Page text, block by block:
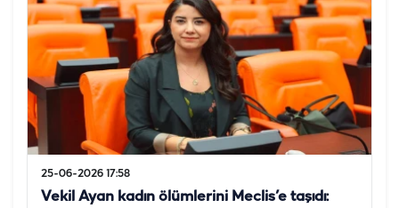
25-06-2026 17:58
Vekil Ayan kadın ölümlerini Meclis’e taşıdı: